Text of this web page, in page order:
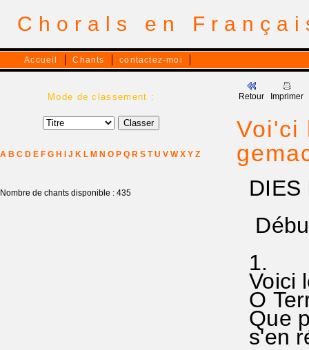
Chorals en
Accueil Chants contactez-moi
Mode de classement :
A B C D E F G H J K L M N O P Q R S T U V W X Y Z
Nombre de chants disponible : 435
Retour Imprimer
Voi'ci
DIES
1.
Voici
O
Que
s'en